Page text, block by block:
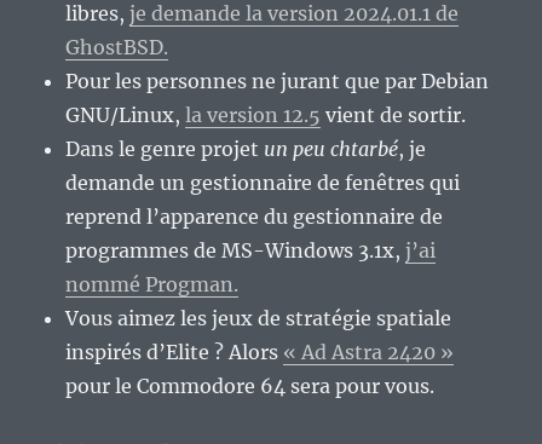
libres,je demande la version 2024.01.1 de
GhostBSD.
Pour les personnes ne jurant que par Debian
GNU/Linux,la version 12.5 vient de sortir.
Dans le genre projet un peu chtarbé, je
demande un gestionnaire de fenêtres qui
reprend l’apparence du gestionnaire de
programmes de MS-Windows 3.1x,j’ai
nommé Progman.
Vous aimez les jeux de stratégie spatiale
inspirés d’Elite ? Alors « Ad Astra 2420 »
pour le Commodore 64 sera pour vous.